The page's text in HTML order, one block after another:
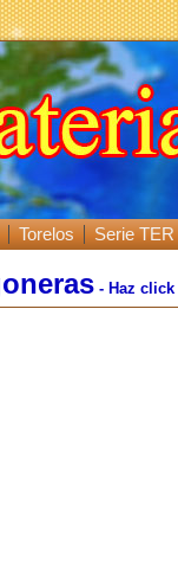
Torelos Serie TER
- Haz